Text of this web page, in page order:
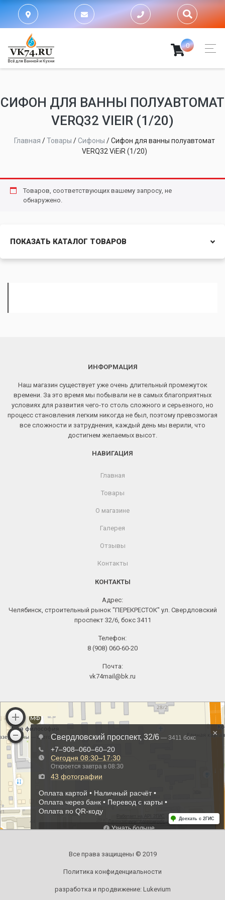
0
СИФОН ДЛЯ ВАННЫ ПОЛУАВТОМАТ
VERQ32 VIEIR (1/20)
Главная /Товары /Сифоны /Сифон для ванны полуавтомат
VERQ32 ViEiR (1/20)
Товаров, соответствующих вашему запросу, не
обнаружено.
ПОКАЗАТЬ КАТАЛОГ ТОВАРОВ
ИНФОРМАЦИЯ
Наш магазин существует уже очень длительный промежуток
времени. За это время мы побывали не в самых благоприятных
условиях для развития чего-то столь сложного и серьезного, но
процесс становления легким никогда не был, поэтому превозмогая
все сложности и затруднения, каждый день мы верили, что
достигнем желаемых высот.
НАВИГАЦИЯ
Главная
Товары
О магазине
Галерея
Отзывы
Контакты
КОНТАКТЫ
Адрес:
Челябинск, строительный рынок "ПЕРЕКРЕСТОК" ул. Свердловский
проспект 32/6, бокс 3411
Телефон:
8 (908) 060-60-20
Почта:
vk74mail@bk.ru
Все права защищены © 2019
Политика конфиденциальности
разработка и продвижение: Lukevium